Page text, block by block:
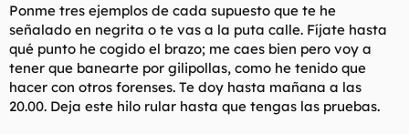
(Un mes.)
No creo que sea un hilo para hacer bromitas, y menos tan
fáciles.
A ti te dan el dedo y te cojes el brazo entero, desde que te
hicieron admin vas que te crees que te comes el mundo. No,
no estoy defendiendo a masai-mara de echo como bien he
posteado en este mismo hilo me abstengo de dar mi opinion
sobre el tema, solo digo que dejes delamerle la polla a Torbe
Ponme tres ejemplos de cada supuesto que te he
señalado en negrita o te vas a la puta calle. Fíjate hasta
qué punto he cogido el brazo; me caes bien pero voy a
tener que banearte por gilipollas, como he tenido que
hacer con otros forenses. Te doy hasta mañana a las
20.00. Deja este hilo rular hasta que tengas las pruebas.